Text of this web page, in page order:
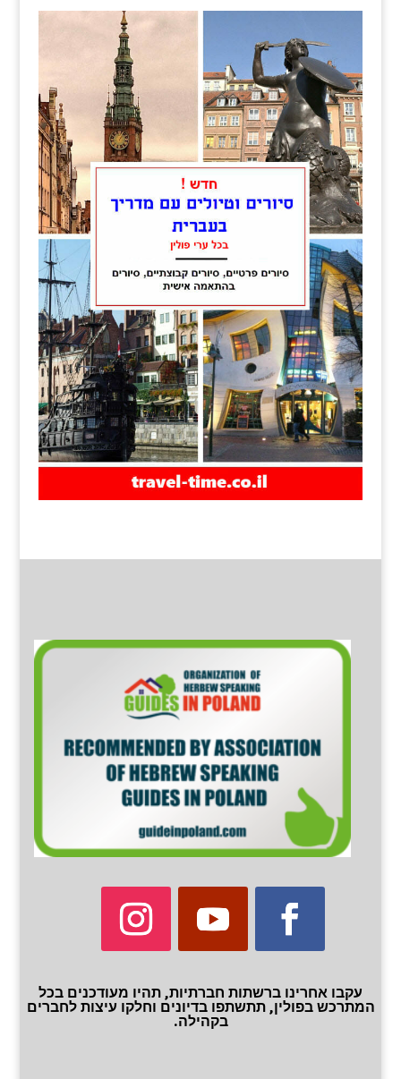
עקבו אחרינו ברשתות חברתיות, תהיו מעודכנים בכל
המתרכש בפולין, תתשתפו בדיונים וחלקו עיצות לחברים
בקהילה.